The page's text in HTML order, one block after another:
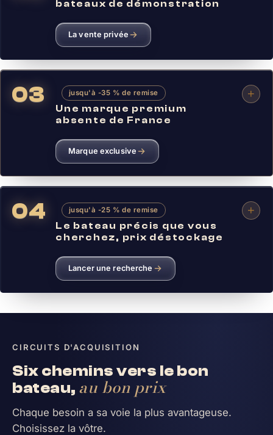
bateaux de démonstration
La vente privée
jusqu'à -35 % de remise
Une marque premium
absente de France
+
Marque exclusive
jusqu'à -25 % de remise
Le bateau précis que vous
cherchez, prix déstockage
+
Lancer une recherche
CIRCUITS D'ACQUISITION
Six chemins vers le bon
bateau, au bon prix
Chaque besoin a sa voie la plus avantageuse.
Choisissez la vôtre.